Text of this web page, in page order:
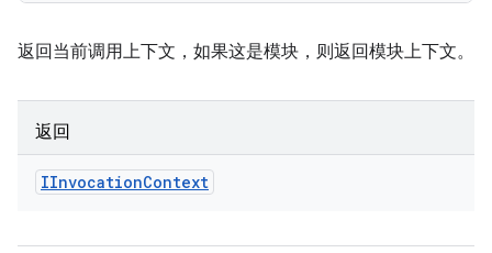
返回当前调用上下文，如果这是模块，则返回模块上下文。
返回
IInvocationContext